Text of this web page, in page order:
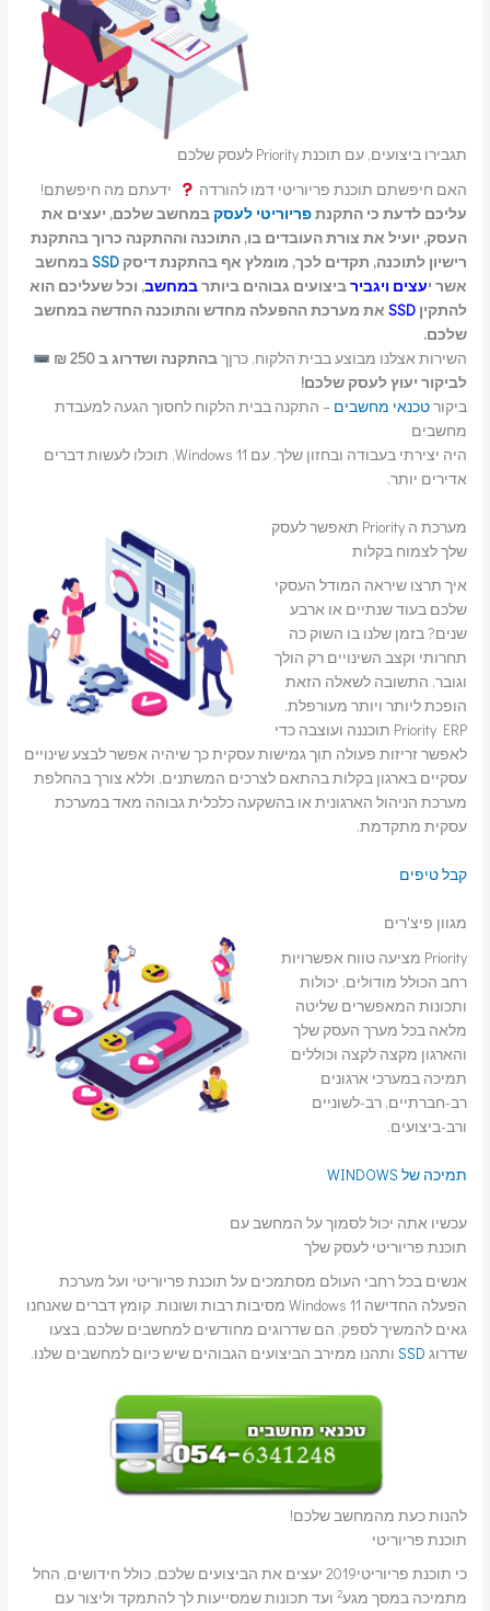
תגבירו ביצועים, עם תוכנת Priority לעסק שלכם
האם חיפשתם תוכנת פריוריטי דמו להורדה
ידעתם מה חיפשתם!
עליכם לדעת כי התקנתפריוריטי לעסקבמחשב שלכם, יעצים את
העסק, יועיל את צורת העובדים בו, התוכנה וההתקנה כרוך בהתקנת
רישיון לתוכנה, תקדים לכך, מומלץ אף בהתקנת דיסקSSDבמחשב
אשר יעצים ויגבירביצועים גבוהים ביותרבמחשב, וכל שעליכם הוא
להתקיןSSD את מערכת ההפעלה מחדש והתוכנה החדשה במחשב
שלכם.
השירות אצלנו מבוצע בבית הלקוח, כרןךבהתקנה ושדרוג ב 250 ₪
לביקור יעוץ לעסק שלכם!
ביקורטכנאי מחשבים – התקנה בבית הלקוח לחסוך הגעה למעבדת
מחשבים
היה יצירתי בעבודה ובחזון שלך. עם Windows 11, תוכלו לעשות דברים
אדירים יותר.
מערכת ה Priority תאפשר לעסק
שלך לצמוח בקלות
איך תרצו שיראה המודל העסקי
שלכם בעוד שנתיים או ארבע
שנים? בזמן שלנו בו השוק כה
תחרותי וקצב השינויים רק הולך
וגובר, התשובה לשאלה הזאת
הופכת ליותר ויותר מעורפלת.
Priority ERP תוכננה ועוצבה כדי
לאפשר זריזות פעולה תוך גמישות עסקית כך שיהיה אפשר לבצע שינויים
עסקיים בארגון בקלות בהתאם לצרכים המשתנים, וללא צורך בהחלפת
מערכת הניהול הארגונית או בהשקעה כלכלית גבוהה מאד במערכת
עסקית מתקדמת.
קבל טיפים
מגוון פיצ'רים
Priority מציעה טווח אפשרויות
רחב הכולל מודולים, יכולות
ותכונות המאפשרים שליטה
מלאה בכל מערך העסק שלך
והארגון מקצה לקצה וכוללים
תמיכה במערכי ארגונים
רב-חברתיים, רב-לשוניים
ורב-ביצועים.
תמיכה של WINDOWS
עכשיו אתה יכול לסמוך על המחשב עם
תוכנת פריוריטי לעסק שלך
אנשים בכל רחבי העולם מסתמכים על תוכנת פריוריטי ועל מערכת
הפעלה החדישה Windows 11 מסיבות רבות ושונות. קומץ דברים שאנחנו
גאים להמשיך לספק, הם שדרוגים מחודשים למחשבים שלכם, בצעו
שדרוג SSD ותהנו ממירב הביצועים הגבוהים שיש כיום למחשבים שלנו.
להנות כעת מהמחשב שלכם!
תוכנת פריוריטי
כי תוכנת פריוריטי2019 יעצים את הביצועים שלכם, כולל חידושים, החל
מתמיכה במסך מגע2 ועד תכונות שמסייעות לך להתמקד וליצור עם